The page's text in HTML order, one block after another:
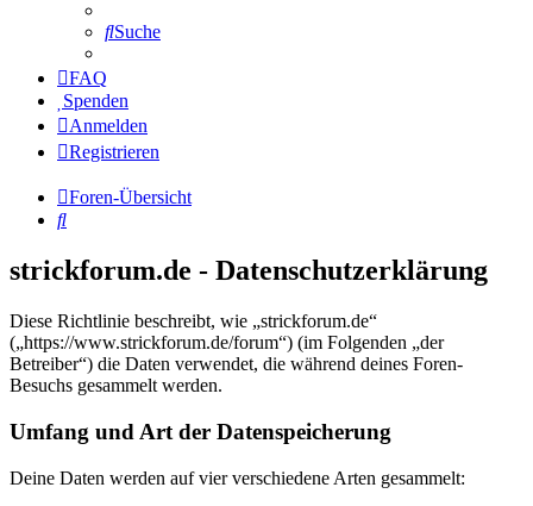
Suche
FAQ
Spenden
Anmelden
Registrieren
Foren-Übersicht
Suche
strickforum.de - Datenschutzerklärung
Diese Richtlinie beschreibt, wie „strickforum.de“
(„https://www.strickforum.de/forum“) (im Folgenden „der
Betreiber“) die Daten verwendet, die während deines Foren-
Besuchs gesammelt werden.
Umfang und Art der Datenspeicherung
Deine Daten werden auf vier verschiedene Arten gesammelt: